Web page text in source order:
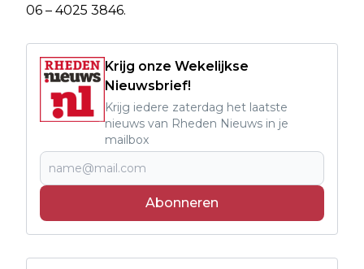
06 – 4025 3846.
Krijg onze Wekelijkse
Nieuwsbrief!
Krijg iedere zaterdag het laatste
nieuws van Rheden Nieuws in je
mailbox
Abonneren